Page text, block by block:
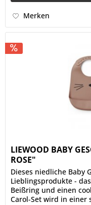
Merken
LIEWOOD BABY
ROSE"
Dieses niedliche Baby
Lieblingsprodukte -
Beißring und einen
Carol-Set wird in einer